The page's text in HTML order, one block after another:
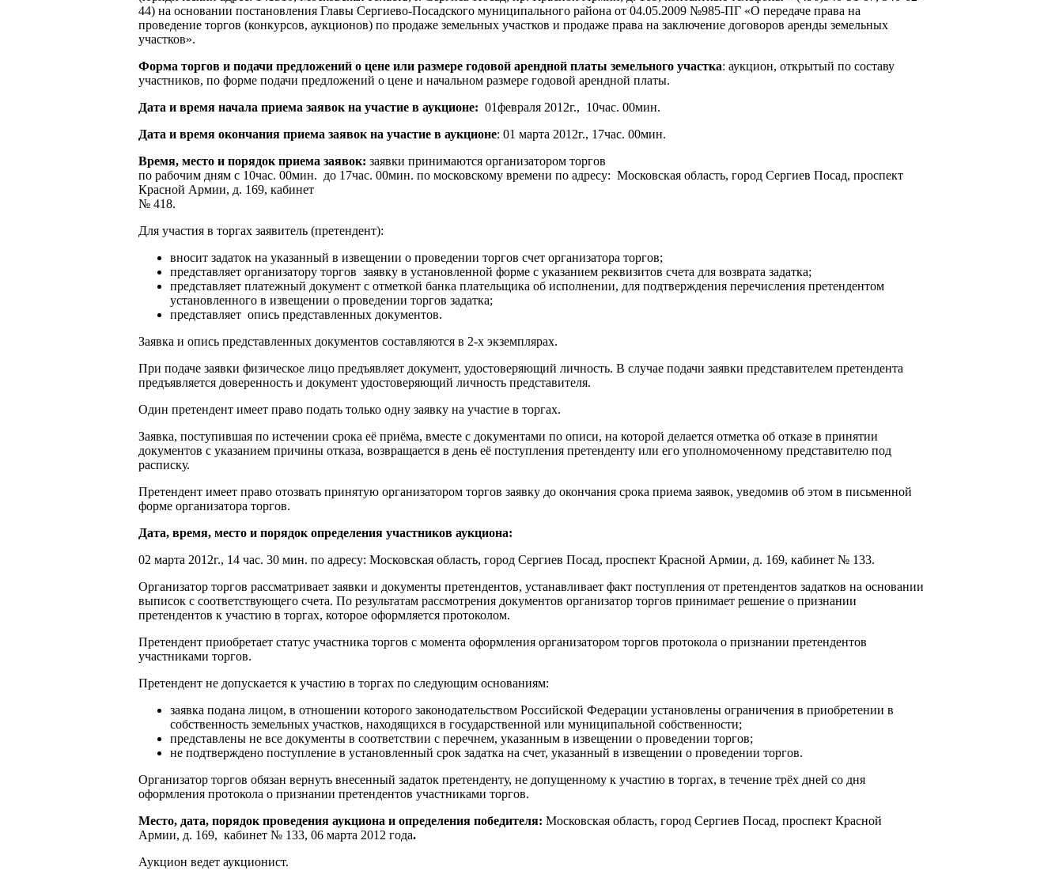
44) на основании постановления Главы Сергиево-Посадского муниципального района от 04.05.2009 №985-ПГ «О передаче права на
проведение торгов (конкурсов, аукционов) по продаже земельных участков и продаже права на заключение договоров аренды земельных
участков».
Форма торгов и подачи предложений о цене или размере годовой арендной платы земельного участка: аукцион, открытый по составу
участников, по форме подачи предложений о цене и начальном размере годовой арендной платы.
Дата и время начала приема заявок на участие в аукционе: 01февраля 2012г., 10час. 00мин.
Дата и время окончания приема заявок на участие в аукционе: 01 марта 2012г., 17час. 00мин.
Время, место и порядок приема заявок: заявки принимаются организатором торгов
по рабочим дням с 10час. 00мин. до 17час. 00мин. по московскому времени по адресу: Московская область, город Сергиев Посад, проспект
Красной Армии, д. 169, кабинет
№ 418.
Для участия в торгах заявитель (претендент):
вносит задаток на указанный в извещении о проведении торгов счет организатора торгов;
представляет организатору торгов заявку в установленной форме с указанием реквизитов счета для возврата задатка;
представляет платежный документ с отметкой банка плательщика об исполнении, для подтверждения перечисления претендентом
установленного в извещении о проведении торгов задатка;
представляет опись представленных документов.
Заявка и опись представленных документов составляются в 2-х экземплярах.
При подаче заявки физическое лицо предъявляет документ, удостоверяющий личность. В случае подачи заявки представителем претендента
предъявляется доверенность и документ удостоверяющий личность представителя.
Один претендент имеет право подать только одну заявку на участие в торгах.
Заявка, поступившая по истечении срока её приёма, вместе с документами по описи, на которой делается отметка об отказе в принятии
документов с указанием причины отказа, возвращается в день её поступления претенденту или его уполномоченному представителю под
расписку.
Претендент имеет право отозвать принятую организатором торгов заявку до окончания срока приема заявок, уведомив об этом в письменной
форме организатора торгов.
Дата, время, место и порядок определения участников аукциона:
02 марта 2012г., 14 час. 30 мин. по адресу: Московская область, город Сергиев Посад, проспект Красной Армии, д. 169, кабинет № 133.
Организатор торгов рассматривает заявки и документы претендентов, устанавливает факт поступления от претендентов задатков на основании
выписок с соответствующего счета. По результатам рассмотрения документов организатор торгов принимает решение о признании
претендентов к участию в торгах, которое оформляется протоколом.
Претендент приобретает статус участника торгов с момента оформления организатором торгов протокола о признании претендентов
участниками торгов.
Претендент не допускается к участию в торгах по следующим основаниям:
заявка подана лицом, в отношении которого законодательством Российской Федерации установлены ограничения в приобретении в
собственность земельных участков, находящихся в государственной или муниципальной собственности;
представлены не все документы в соответствии с перечнем, указанным в извещении о проведении торгов;
не подтверждено поступление в установленный срок задатка на счет, указанный в извещении о проведении торгов.
Организатор торгов обязан вернуть внесенный задаток претенденту, не допущенному к участию в торгах, в течение трёх дней со дня
оформления протокола о признании претендентов участниками торгов.
Место, дата, порядок проведения аукциона и определения победителя: Московская область, город Сергиев Посад, проспект Красной
Армии, д. 169, кабинет № 133, 06 марта 2012 года.
Аукцион ведет аукционист.